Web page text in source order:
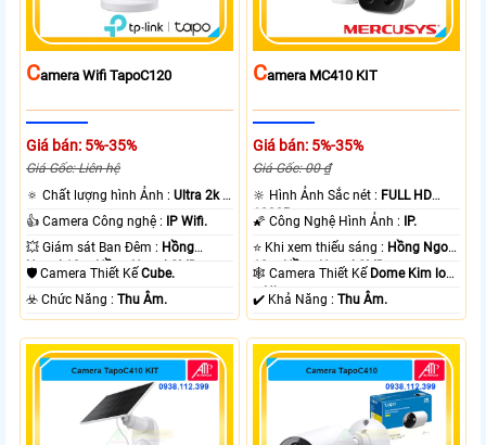
CAmera Wifi TapoC120
Giá bán: 5%-35%
Giá Gốc: Liên hệ
🔅 Chất lượng hình Ảnh :Ultra 2k +
.
👍 Camera Công nghệ : IP Wifi.
💥 Giám sát Ban Đêm : Hồng
Ngoại 10m Hồng Ngoại SMD.
🛡 Camera Thiết KếCube.
️☣️ Chức Năng :Thu Âm.
CAmera MC410 KIT
Giá bán: 5%-35%
Giá Gốc: 00 ₫
🔆 Hình Ảnh Sắc nét : FULL HD
1080P .
🌠 Công Nghệ Hình Ảnh : IP.
⭐ Khi xem thiếu sáng : Hồng Ngoại
10m Hồng Ngoại SMD.
🕸️ Camera Thiết Kế Dome Kim loại
+ Nhựa.
️✔️ Khả Năng :Thu Âm.